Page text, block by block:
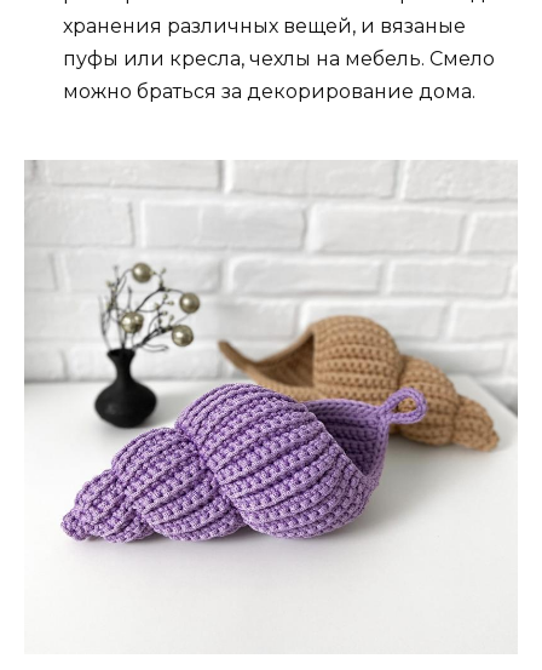
хранения различных вещей, и вязаные
пуфы или кресла, чехлы на мебель. Смело
можно браться за декорирование дома.